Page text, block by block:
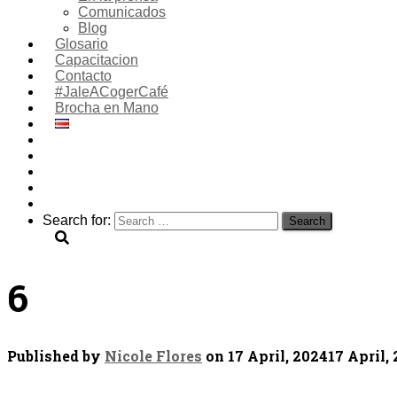
Comunicados
Blog
Glosario
Capacitacion
Contacto
#JaleACogerCafé
Brocha en Mano
Search for:
6
Published by Nicole Flores on 17 April, 202417 April,